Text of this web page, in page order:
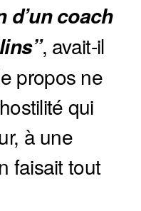
d’un coach
, avait-il
propos ne
qui
à une
faisait tout